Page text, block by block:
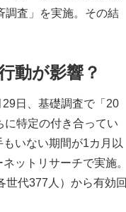
調査」を実施。その結
動が影響？
日、基礎調査で「20
特定の付き合ってい
いない期間が1カ月以
ットリサーチで実施。
世代377人）から有効回